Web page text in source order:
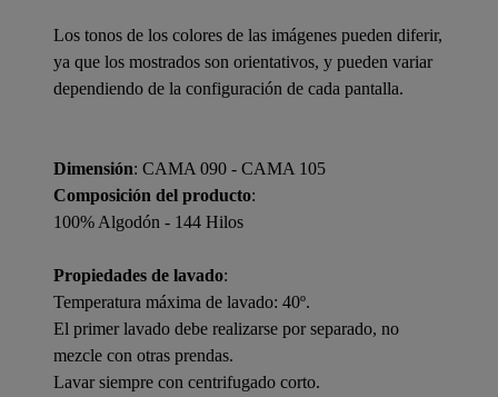
Los tonos de los colores de las imágenes pueden diferir,
ya que los mostrados son orientativos, y pueden variar
dependiendo de la configuración de cada pantalla.
Dimensión: CAMA 090 - CAMA 105
Composición del producto:
100% Algodón - 144 Hilos
Propiedades de lavado:
Temperatura máxima de lavado: 40º.
El primer lavado debe realizarse por separado, no
mezcle con otras prendas.
Lavar siempre con centrifugado corto.